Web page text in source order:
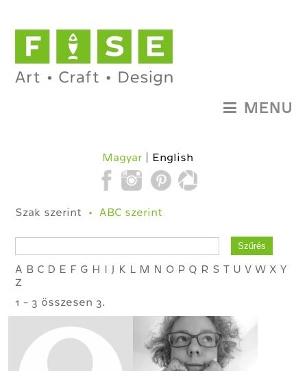
Magyar English
MENU
Szak szerint ABC szerint
A B C D E F G H K L M N O P Q R S T U V W X Y
Z
1 - 3 összesen 3.